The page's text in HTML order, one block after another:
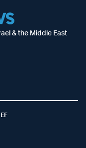
& the Middle East